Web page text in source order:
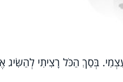
בְּסַךְ הַכֹּל רָצִיתִי לְהַשִּׂיג